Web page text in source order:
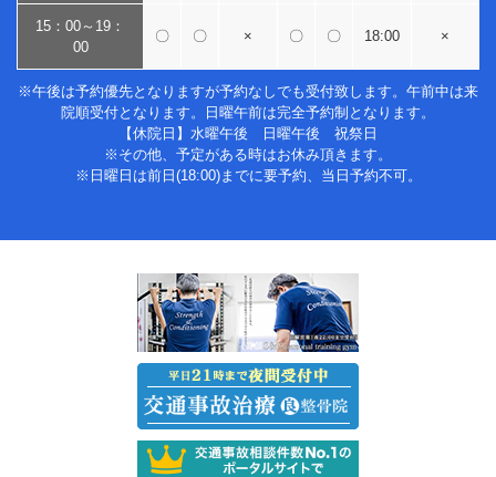
15：00～19：
00
〇 〇 × 〇 〇 18:00 ×
※午後は予約優先となりますが予約なしでも受付致します。午前中は来
院順受付となります。日曜午前は完全予約制となります。
【休院日】水曜午後 日曜午後 祝祭日
※その他、予定がある時はお休み頂きます。
※日曜日は前日(18:00)までに要予約、当日予約不可。